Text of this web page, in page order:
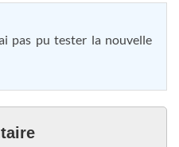
pas pu tester la nouvelle